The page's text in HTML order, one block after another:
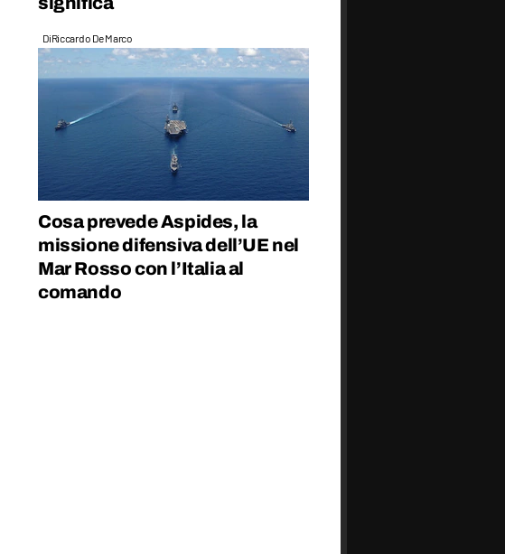
DiRiccardo De Marco
Cosa prevede Aspides, la
missione difensiva dell’UE nel
Mar Rosso con l’Italia al
comando